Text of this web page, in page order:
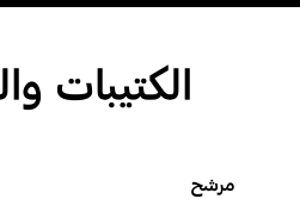
الكتيبات
مرشح